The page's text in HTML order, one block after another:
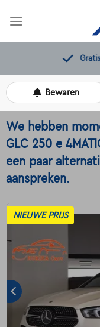
Bewaren
We hebben
GLC 250 e
een paar
aanspreken.
NIEUWE PRIJS